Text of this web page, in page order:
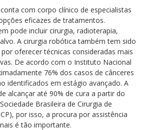
com corpo clínico de especialistas
eficazes de tratamentos.
pode incluir cirurgia, radioterapia,
A cirurgia robótica também tem sido
oferecer técnicas consideradas mais
De acordo com o Instituto Nacional
76% dos casos de cânceres
identificados em estágio avançado. A
alcançar até 90% de cura a partir do
Brasileira de Cirurgia de
por isso, a procura por assistência
é tão importante.